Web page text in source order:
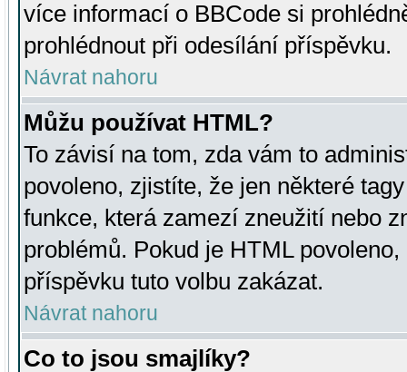
více informací o BBCode si
prohlédnout při odesílání příspěvku.
Návrat nahoru
Můžu používat HTML?
To závisí na tom, zda vám to
povoleno, zjistíte, že jen některé
funkce, která zamezí zneužití nebo
problémů. Pokud je HTML
příspěvku tuto volbu zakázat.
Návrat nahoru
Co to jsou smajlíky?